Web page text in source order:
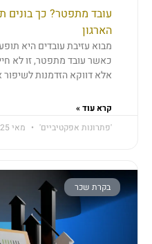
עובד מתפטר? כך
הארגון
מבוא עזיבת עובדים היא
כאשר עובד מתפטר, זו לא
אלא דווקא הזדמנות לשיפור
קרא עוד »
'פתרונות אפקטיביים'
מאי 25, 2025
בקרת שכר